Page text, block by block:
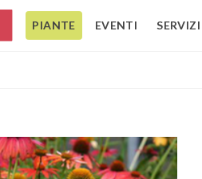
PIANTE EVENTI SERVIZI